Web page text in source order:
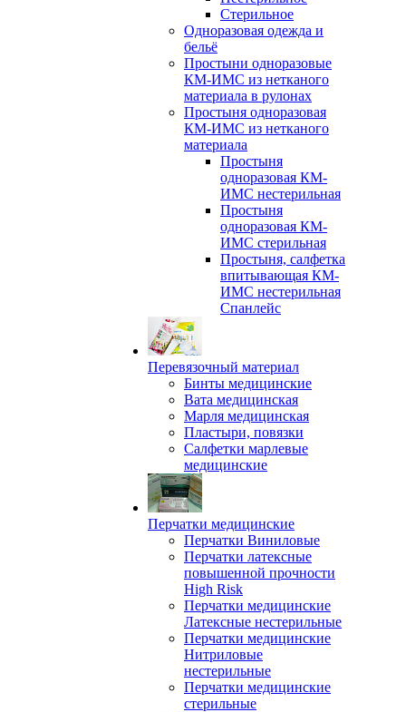
Стерильное
Одноразовая одежда и
бельё
Простыни одноразовые
КМ-ИМС из нетканого
материала в рулонах
Простыня одноразовая
КМ-ИМС из нетканого
материала
Простыня
одноразовая КМ-
ИМС нестерильная
Простыня
одноразовая КМ-
ИМС стерильная
Простыня, салфетка
впитывающая КМ-
ИМС нестерильная
Спанлейс
Перевязочный материал
Бинты медицинские
Вата медицинская
Марля медицинская
Пластыри, повязки
Салфетки марлевые
медицинские
Перчатки медицинские
Перчатки Виниловые
Перчатки латексные
повышенной прочности
High Risk
Перчатки медицинские
Латексные нестерильные
Перчатки медицинские
Нитриловые
нестерильные
Перчатки медицинские
стерильные